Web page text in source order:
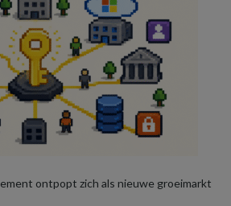
ontpopt zich als nieuwe groeimarkt